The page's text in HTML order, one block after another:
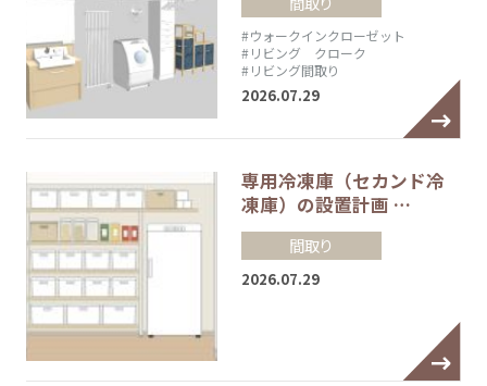
#ウォークインクローゼット
#リビング クローク
#リビング間取り
2026.07.29
専用冷凍庫（セカンド冷
凍庫）の設置計画 …
間取り
2026.07.29